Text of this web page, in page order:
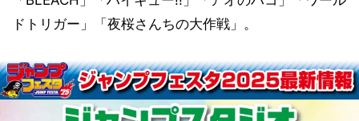
ドトリガー」「夜桜さんちの大作戦」。